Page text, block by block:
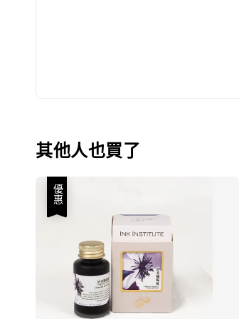
其他人也買了
優惠